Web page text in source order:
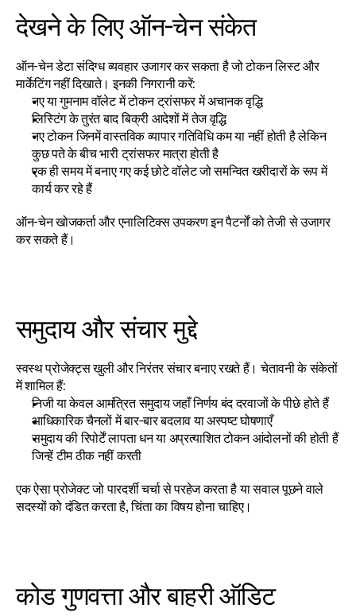
देखने के लिए ऑन-चेन संकेत
ऑन-चेन डेटा संदिग्ध व्यवहार उजागर कर सकता है जो टोकन लिस्ट और
मार्केटिंग नहीं दिखाते। इनकी निगरानी करें:
नए या गुमनाम वॉलेट में टोकन ट्रांसफर में अचानक वृद्धि
लिस्टिंग के तुरंत बाद बिक्री आदेशों में तेज वृद्धि
नए टोकन जिनमें वास्तविक व्यापार गतिविधि कम या नहीं होती है लेकिन
कुछ पते के बीच भारी ट्रांसफर मात्रा होती है
एक ही समय में बनाए गए कई छोटे वॉलेट जो समन्वित खरीदारों के रूप में
कार्य कर रहे हैं
ऑन-चेन खोजकर्ता और एनालिटिक्स उपकरण इन पैटर्नों को तेजी से उजागर
कर सकते हैं।
समुदाय और संचार मुद्दे
स्वस्थ प्रोजेक्ट्स खुली और निरंतर संचार बनाए रखते हैं। चेतावनी के संकेतों
में शामिल हैं:
निजी या केवल आमंत्रित समुदाय जहाँ निर्णय बंद दरवाजों के पीछे होते हैं
आधिकारिक चैनलों में बार-बार बदलाव या अस्पष्ट घोषणाएँ
समुदाय की रिपोर्टें लापता धन या अप्रत्याशित टोकन आंदोलनों की होती हैं
जिन्हें टीम ठीक नहीं करती
एक ऐसा प्रोजेक्ट जो पारदर्शी चर्चा से परहेज करता है या सवाल पूछने वाले
सदस्यों को दंडित करता है, चिंता का विषय होना चाहिए।
कोड गुणवत्ता और बाहरी ऑडिट